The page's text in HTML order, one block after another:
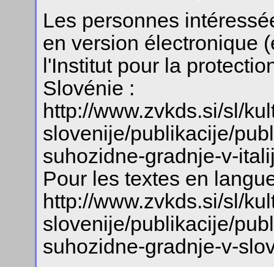
Les personnes
en version électronique
l'Institut pour la
Slovénie :
http://www.zvkds.si/sl/
slovenije/publikacije/
suhozidne-gradnje-v-
Pour les textes en
http://www.zvkds.si/sl/
slovenije/publikacije/
suhozidne-gradnje-v-